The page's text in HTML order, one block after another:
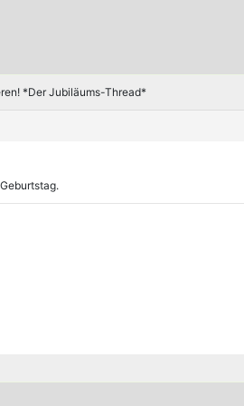
*Der Jubiläums-Thread*